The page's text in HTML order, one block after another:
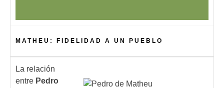
MATHEU: FIDELIDAD A UN PUEBLO
La relación
entre Pedro